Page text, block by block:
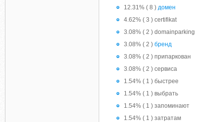
12.31% ( 8 ) домен
4.62% ( 3 ) certifikat
3.08% ( 2 ) domainparking
3.08% ( 2 ) бренд
3.08% ( 2 ) припаркован
3.08% ( 2 ) сервиса
1.54% ( 1 ) быстрее
1.54% ( 1 ) выбрать
1.54% ( 1 ) запоминают
1.54% ( 1 ) затратам